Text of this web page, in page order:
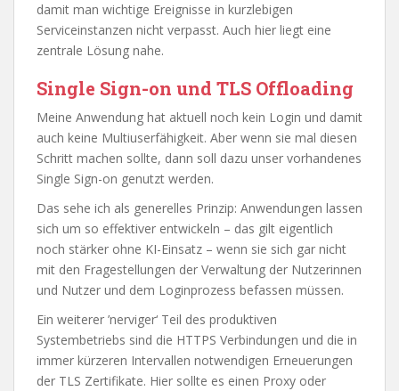
damit man wichtige Ereignisse in kurzlebigen
Serviceinstanzen nicht verpasst. Auch hier liegt eine
zentrale Lösung nahe.
Single Sign-on und TLS Offloading
Meine Anwendung hat aktuell noch kein Login und damit
auch keine Multiuserfähigkeit. Aber wenn sie mal diesen
Schritt machen sollte, dann soll dazu unser vorhandenes
Single Sign-on genutzt werden.
Das sehe ich als generelles Prinzip: Anwendungen lassen
sich um so effektiver entwickeln – das gilt eigentlich
noch stärker ohne KI-Einsatz – wenn sie sich gar nicht
mit den Fragestellungen der Verwaltung der Nutzerinnen
und Nutzer und dem Loginprozess befassen müssen.
Ein weiterer ’nerviger‘ Teil des produktiven
Systembetriebs sind die HTTPS Verbindungen und die in
immer kürzeren Intervallen notwendigen Erneuerungen
der TLS Zertifikate. Hier sollte es einen Proxy oder